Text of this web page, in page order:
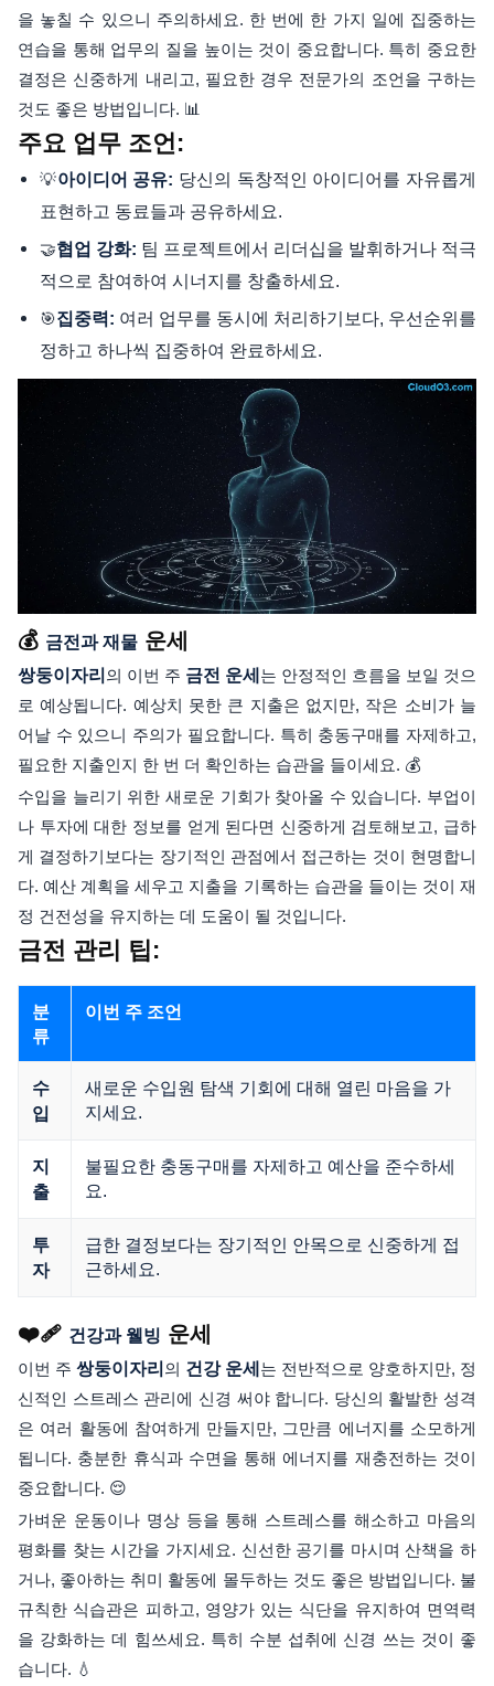
을 놓칠 수 있으니 주의하세요. 한 번에 한 가지 일에 집중하는
연습을 통해 업무의 질을 높이는 것이 중요합니다. 특히 중요한
결정은 신중하게 내리고, 필요한 경우 전문가의 조언을 구하는
것도 좋은 방법입니다. 📊
주요 업무 조언:
💡아이디어 공유: 당신의 독창적인 아이디어를 자유롭게
표현하고 동료들과 공유하세요.
🤝협업 강화: 팀 프로젝트에서 리더십을 발휘하거나 적극
적으로 참여하여 시너지를 창출하세요.
🎯집중력: 여러 업무를 동시에 처리하기보다, 우선순위를
정하고 하나씩 집중하여 완료하세요.
💰 금전과 재물 운세
쌍둥이자리 의 이번 주 금전 운세 는 안정적인 흐름을 보일 것으
로 예상됩니다. 예상치 못한 큰 지출은 없지만, 작은 소비가 늘
어날 수 있으니 주의가 필요합니다. 특히 충동구매를 자제하고,
필요한 지출인지 한 번 더 확인하는 습관을 들이세요. 💰
수입을 늘리기 위한 새로운 기회가 찾아올 수 있습니다. 부업이
나 투자에 대한 정보를 얻게 된다면 신중하게 검토해보고, 급하
게 결정하기보다는 장기적인 관점에서 접근하는 것이 현명합니
다. 예산 계획을 세우고 지출을 기록하는 습관을 들이는 것이 재
정 건전성을 유지하는 데 도움이 될 것입니다.
금전 관리 팁:
분
류
이번 주 조언
수
입
새로운 수입원 탐색 기회에 대해 열린 마음을 가
지세요.
지
출
불필요한 충동구매를 자제하고 예산을 준수하세
요.
투
자
급한 결정보다는 장기적인 안목으로 신중하게 접
근하세요.
❤️‍🩹 건강과 웰빙 운세
이번 주 쌍둥이자리 의 건강 운세 는 전반적으로 양호하지만, 정
신적인 스트레스 관리에 신경 써야 합니다. 당신의 활발한 성격
은 여러 활동에 참여하게 만들지만, 그만큼 에너지를 소모하게
됩니다. 충분한 휴식과 수면을 통해 에너지를 재충전하는 것이
중요합니다. 😌
가벼운 운동이나 명상 등을 통해 스트레스를 해소하고 마음의
평화를 찾는 시간을 가지세요. 신선한 공기를 마시며 산책을 하
거나, 좋아하는 취미 활동에 몰두하는 것도 좋은 방법입니다. 불
규칙한 식습관은 피하고, 영양가 있는 식단을 유지하여 면역력
을 강화하는 데 힘쓰세요. 특히 수분 섭취에 신경 쓰는 것이 좋
습니다. 💧